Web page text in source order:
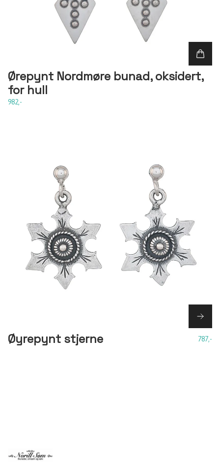
Ørepynt Nordmøre bunad, oksidert,
for hull
982,-
Øyrepynt stjerne 787,-